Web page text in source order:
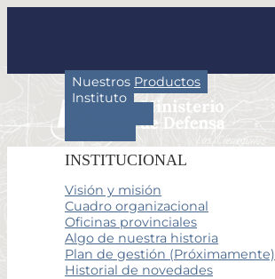
Nuestros Productos
Instituto
INSTITUCIONAL
Visión y misión
Cuadro organizacional
Oficinas provinciales
Algo de nuestra historia
Plan de gestión (Próximamente)
Historial de novedades